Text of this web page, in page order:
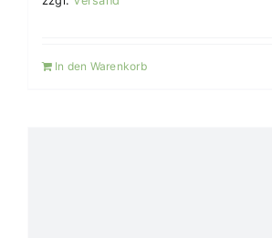
In den Warenkorb